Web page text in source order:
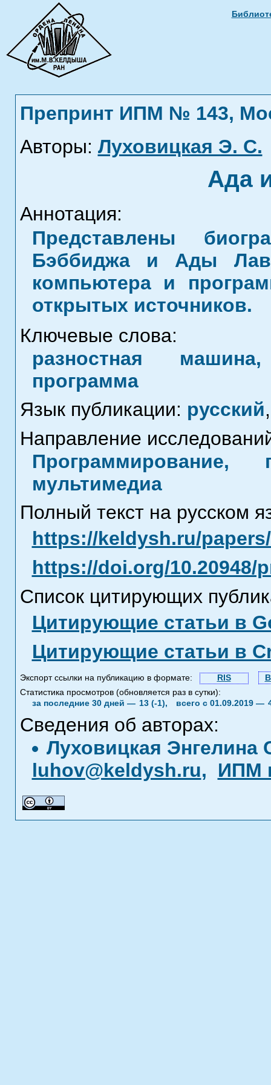
Препринт ИПМ № 143,
Авторы: Луховицкая Э. С.
Ада
Аннотация:
Представлены
Бэббиджа и Ады
компьютера и
открытых источников.
Ключевые слова:
разностная
программа
Язык публикации: русский,
Направление
Программирование,
мультимедиа
Полный текст на русском
https://keldysh.ru/
https://doi.org/10.20948/
Список цитирующих
Цитирующие статьи в
Цитирующие статьи в
Экспорт ссылки на публикацию в формате: RIS
Статистика просмотров (обновляется раз в сутки):
за последние 30 дней — 13 (-1), всего с 01.09.2019 —
Сведения об авторах:
Луховицкая
luhov@keldysh.ru, ИПМ